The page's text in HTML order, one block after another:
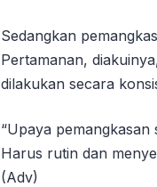
Sedangkan
Pertamanan,
dilakukan secara
“Upaya
Harus rutin dan
(Adv)